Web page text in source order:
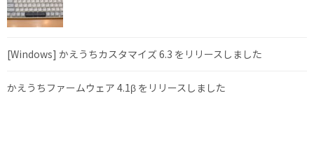
[Windows] かえうちカスタマイズ 6.3 をリリースしました
かえうちファームウェア 4.1β をリリースしました